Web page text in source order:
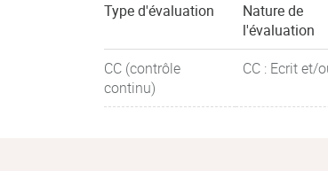
Type d'évaluation
Nature de
l'évaluation
CC (contrôle
continu)
CC : Ecrit et/